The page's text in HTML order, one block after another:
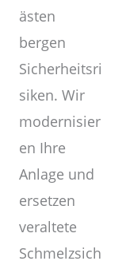
ästen
bergen
Sicherheitsri
siken. Wir
modernisier
en Ihre
Anlage und
ersetzen
veraltete
Schmelzsich